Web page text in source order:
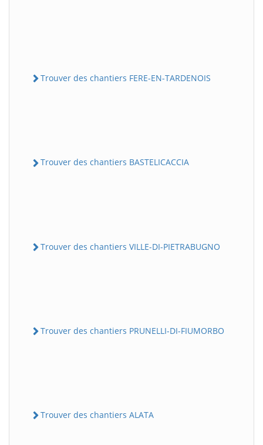
Trouver des chantiers FERE-EN-TARDENOIS
Trouver des chantiers BASTELICACCIA
Trouver des chantiers VILLE-DI-PIETRABUGNO
Trouver des chantiers PRUNELLI-DI-FIUMORBO
Trouver des chantiers ALATA